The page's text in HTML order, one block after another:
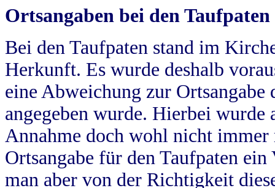
Ortsangaben bei den Taufpaten
Bei den Taufpaten stand im
Herkunft. Es wurde deshalb
eine Abweichung zur
angegeben wurde. Hierbei wurde
Annahme doch wohl nicht
Ortsangabe für den Taufpaten
man aber von der Richtigkeit